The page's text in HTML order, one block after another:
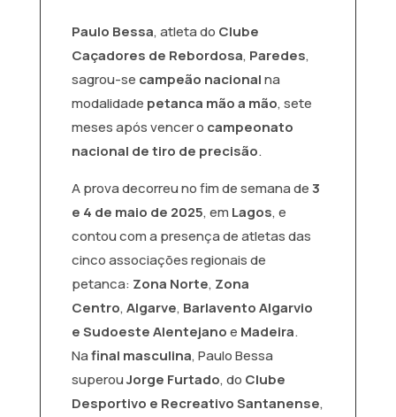
Paulo Bessa, atleta do Clube
Caçadores de Rebordosa, Paredes,
sagrou-se campeão nacional na
modalidade petanca mão a mão, sete
meses após vencer o campeonato
nacional de tiro de precisão.
A prova decorreu no fim de semana de 3
e 4 de maio de 2025, em Lagos, e
contou com a presença de atletas das
cinco associações regionais de
petanca: Zona Norte, Zona
Centro, Algarve, Barlavento Algarvio
e Sudoeste Alentejano e Madeira.
Na final masculina, Paulo Bessa
superou Jorge Furtado, do Clube
Desportivo e Recreativo Santanense,